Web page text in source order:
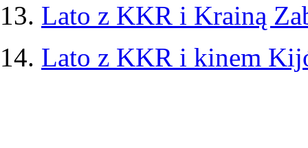
13. Lato z KKR i Krainą
14. Lato z KKR i kinem